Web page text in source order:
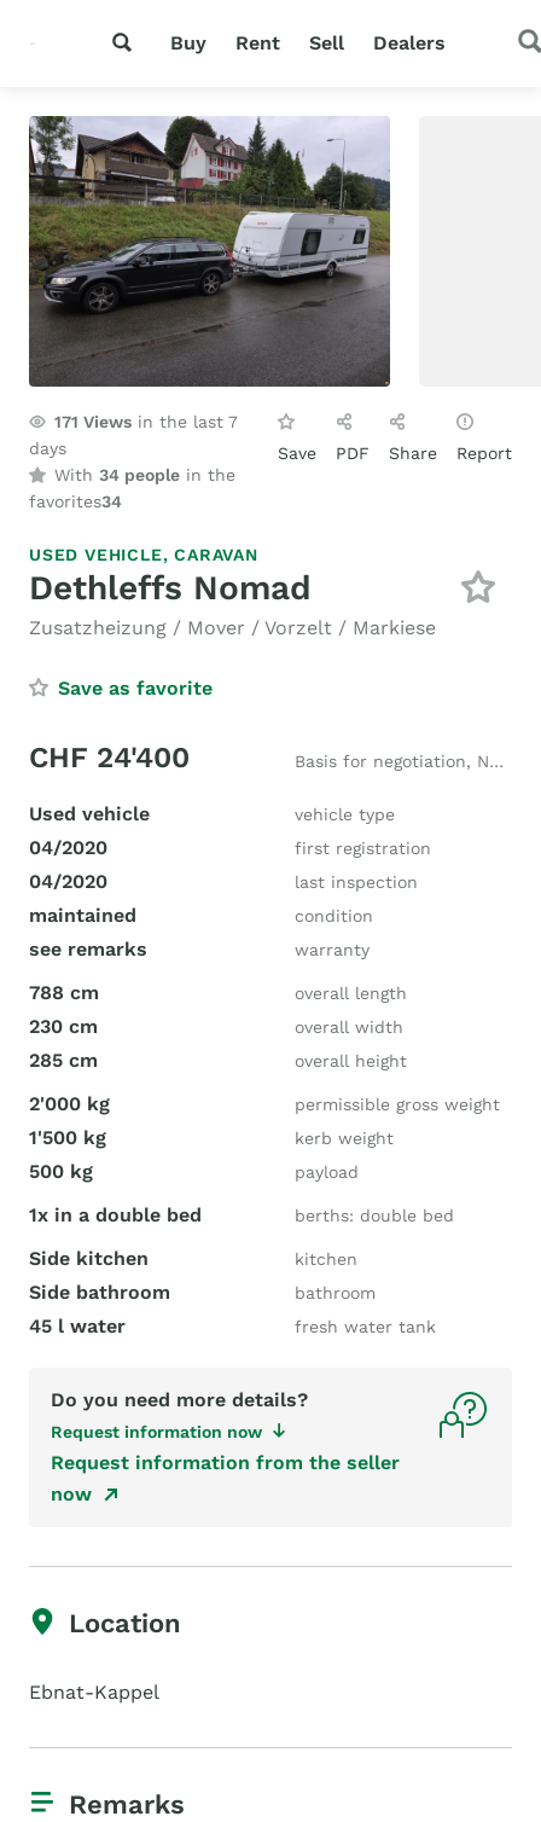
Buy Rent Sell Dealers
171 Views in the last 7
days
With 34 people in the
favorites34
Save PDF Share Report
USED VEHICLE,CARAVAN
Dethleffs Nomad
Zusatzheizung / Mover / Vorzelt / Markiese
Save as favorite
CHF 24'400 Basis for negotiation, New price CHF 46'000
Used vehicle vehicle type
04/2020 first registration
04/2020 last inspection
maintained condition
see remarks warranty
788 cm overall length
230 cm overall width
285 cm overall height
2'000 kg permissible gross weight
1'500 kg kerb weight
500 kg payload
1x in a double bed berths: double bed
Side kitchen kitchen
Side bathroom bathroom
45 l water fresh water tank
Do you need more details?
Request information now
Request information from the seller
now
Location
Ebnat-Kappel
Remarks